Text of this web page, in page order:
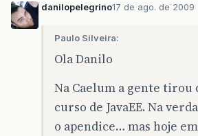
danilopelegrino17 de ago. de 2009
Paulo Silveira:
Ola Danilo
Na Caelum a gente tirou
curso de JavaEE. Na
o apendice… mas hoje